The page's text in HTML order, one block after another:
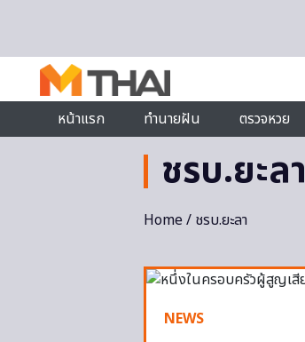
หน้าแรก
ทำนายฝัน ตรวจหวย
ชรบ.ยะลา
Home/ ชรบ.ยะลา
NEWS